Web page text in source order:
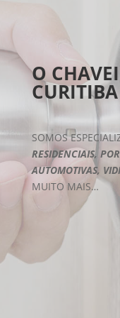
O
CURITIBA
SOMOS
RESIDENCIAIS,
AUTOMOTIVAS,
MUITO MAIS…